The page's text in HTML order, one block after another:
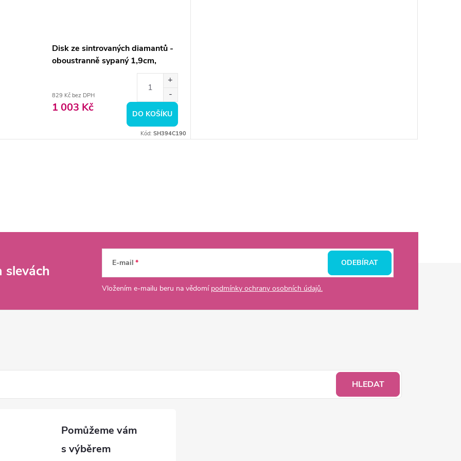
Disk ze sintrovaných diamantů -
oboustranně sypaný 1,9cm,
829 Kč bez DPH
1 003 Kč DO KOŠÍKU
Kód: SH394C190
slevách E-mail
Vložením e-mailu beru na vědomí podmínky ochrany osobních údajů.
ODEBÍRAT
HLEDAT